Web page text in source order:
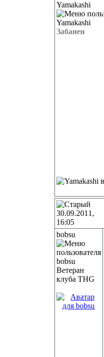
Yamakashi
Забанен
30.09.2011,
16:05
bobsu
Ветеран
клуба THG